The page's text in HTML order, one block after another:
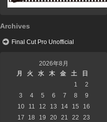
Archives
Final Cut Pro Unofficial
2026年8月
月
火 水 木 金 土
日
1
2
3
4 5 6 7 8
9
10
11 12 13 14 15
16
17
18 19 20 21 22
23